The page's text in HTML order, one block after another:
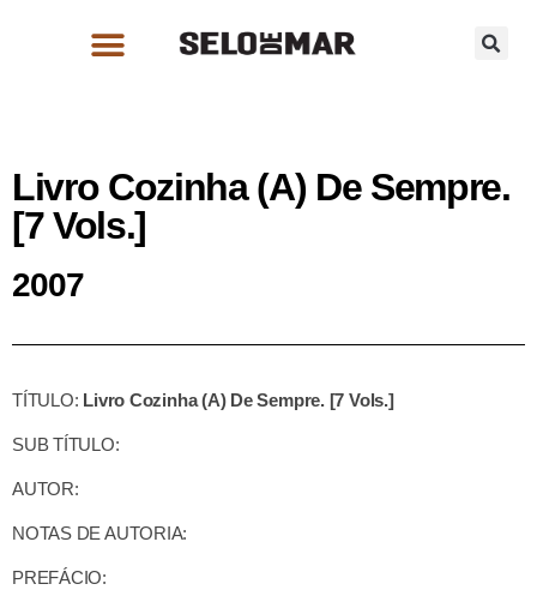
Livro Cozinha (A) De Sempre.
[7 Vols.]
2007
TÍTULO: Livro Cozinha (A) De Sempre. [7 Vols.]
SUB TÍTULO:
AUTOR:
NOTAS DE AUTORIA:
PREFÁCIO: